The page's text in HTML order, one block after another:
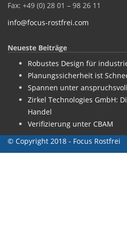
Fax: +49 (0) 28 01 – 98 26 11
info@focus-rostfrei.com
Neueste Beiträge
Robustes Design für
Planungssicherheit ist
Spannen unter
Zirkel Technologies GmbH:
Handel
Verifizierung unter CBAM
© Copyright 2018 - Focus Rostfrei